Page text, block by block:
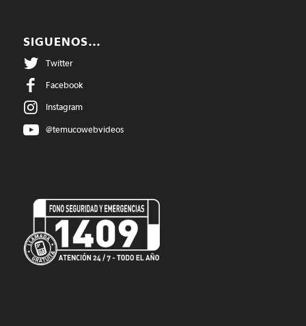
SIGUENOS…
Twitter
Facebook
Instagram
@temucowebvideos